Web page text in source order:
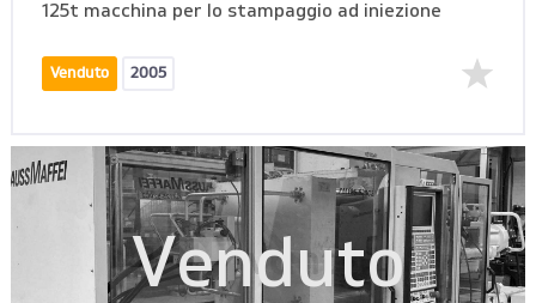
125t macchina per lo stampaggio ad iniezione
Venduto 2005
Venduto